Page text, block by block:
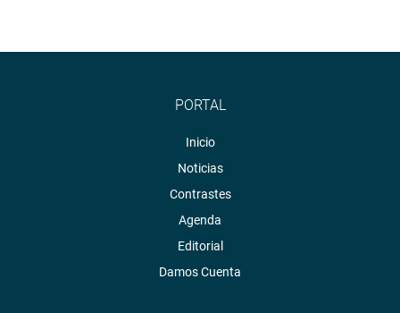
PORTAL
Inicio
Noticias
Contrastes
Agenda
Editorial
Damos Cuenta